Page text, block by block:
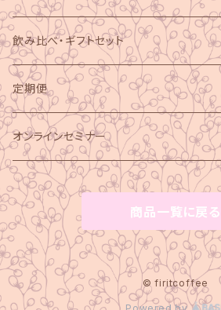
飲み比べ・ギフトセット
定期便
オンラインセミナー
商品一覧に戻る
© firitcoffee